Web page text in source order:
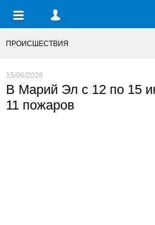
ПРОИСШЕСТВИЯ
15/06/2026
В Марий Эл с 12 по 15
11 пожаров